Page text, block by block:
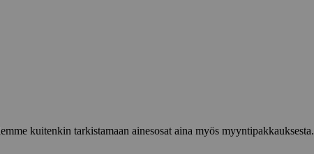
kuitenkin tarkistamaan ainesosat aina myös myyntipakkauksesta.